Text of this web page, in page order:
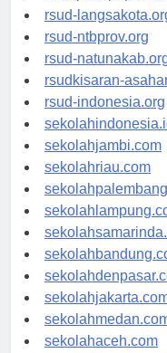
rsudtpi-
rsud-langsakota.org
rsud-ntbprov.org
rsud-
rsudkisaran-
rsud-indonesia.org
sekolahindonesia.id
sekolahjambi.com
sekolahriau.com
sekolahmedan.com